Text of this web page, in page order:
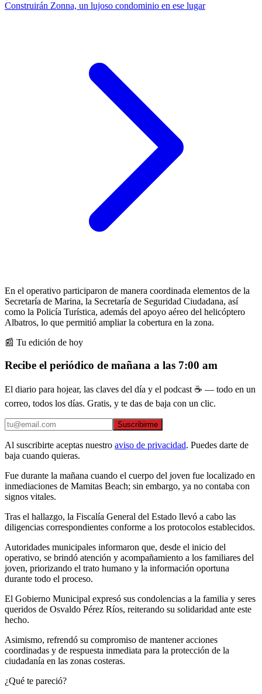
Construirán Zonna, un lujoso condominio en ese lugar
En el operativo participaron de manera coordinada elementos de la
Secretaría de Marina, la Secretaría de Seguridad Ciudadana, así
como la Policía Turística, además del apoyo aéreo del helicóptero
Albatros, lo que permitió ampliar la cobertura en la zona.
📰 Tu edición de hoy
Recibe el periódico de mañana a las 7:00 am
El diario para hojear, las claves del día y el podcast ☕ — todo en un
correo, todos los días. Gratis, y te das de baja con un clic.
Suscribirme
Al suscribirte aceptas nuestro aviso de privacidad. Puedes darte de
baja cuando quieras.
Fue durante la mañana cuando el cuerpo del joven fue localizado en
inmediaciones de Mamitas Beach; sin embargo, ya no contaba con
signos vitales.
Tras el hallazgo, la Fiscalía General del Estado llevó a cabo las
diligencias correspondientes conforme a los protocolos establecidos.
Autoridades municipales informaron que, desde el inicio del
operativo, se brindó atención y acompañamiento a los familiares del
joven, priorizando el trato humano y la información oportuna
durante todo el proceso.
El Gobierno Municipal expresó sus condolencias a la familia y seres
queridos de Osvaldo Pérez Ríos, reiterando su solidaridad ante este
hecho.
Asimismo, refrendó su compromiso de mantener acciones
coordinadas y de respuesta inmediata para la protección de la
ciudadanía en las zonas costeras.
¿Qué te pareció?